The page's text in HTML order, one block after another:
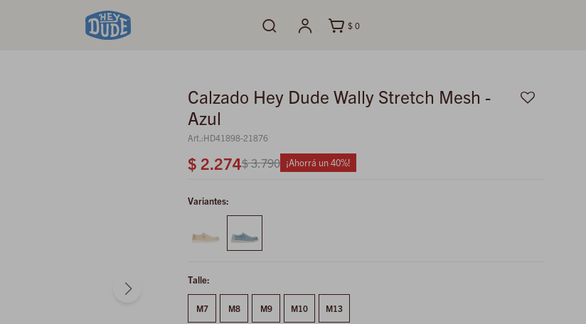
$ 0
Calzado Hey Dude Wally Stretch Mesh -
Azul
HD41898-21876
$ 2.274$ 3.790 40
Variantes:
Talle:
M7 M8 M9 M10 M13